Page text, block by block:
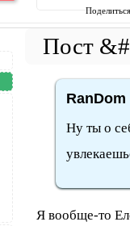
Ну ты о
Я вообще-то